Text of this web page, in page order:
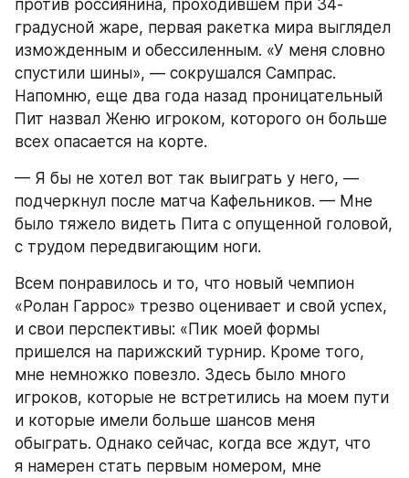
против россиянина, проходившем при 34-
градусной жаре, первая ракетка мира выглядел
изможденным и обессиленным. «У меня словно
спустили шины», — сокрушался Сампрас.
Напомню, еще два года назад проницательный
Пит назвал Женю игроком, которого он больше
всех опасается на корте.
— Я бы не хотел вот так выиграть у него, —
подчеркнул после матча Кафельников. — Мне
было тяжело видеть Пита с опущенной головой,
с трудом передвигающим ноги.
Всем понравилось и то, что новый чемпион
«Ролан Гаррос» трезво оценивает и свой успех,
и свои перспективы: «Пик моей формы
пришелся на парижский турнир. Кроме того,
мне немножко повезло. Здесь было много
игроков, которые не встретились на моем пути
и которые имели больше шансов меня
обыграть. Однако сейчас, когда все ждут, что
я намерен стать первым номером, мне